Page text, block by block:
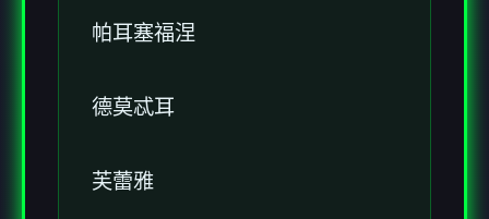
帕耳塞福涅
德莫忒耳
芙蕾雅